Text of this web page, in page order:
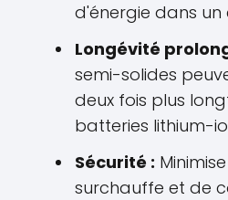
d'énergie dans un
Longévité
semi-solides
deux fois plus
batteries lithium-
Sécurité :
surchauffe et de